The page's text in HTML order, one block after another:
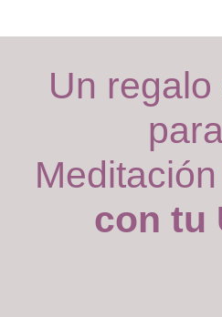
Un
Meditación
con tu